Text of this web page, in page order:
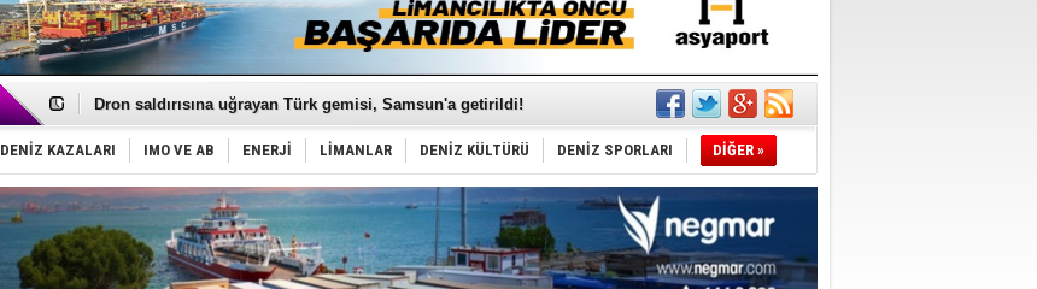
Gemi tasarım yarışmasına ek süre
Dron saldırısına uğrayan Türk gemisi, Samsun'a getirildi!
'REGAL 1' isimli tanker, tehlikeyi atlattı!
Gemide 5 ton kokain yakalandı: Portekiz!
Yakıt barcı filosuna 2 yeni gemi katıldı
Rus İHA’ları, Alman gemisini vurdu!
Karadeniz’deki güvenlik krizi, navluna vuruyor!
Tatil hesabını yosun bozdu, oteller fiyat kırdı
Rusya, gölge filo tankerlerinde lider bayrak konumunda
Enejota ticari destek gemisinden süperyata dönüştürüldü
DENİZ KAZALARI IMO VE AB ENERJİ LİMANLAR DENİZ KÜLTÜRÜ DENİZ SPORLARI DİĞER »